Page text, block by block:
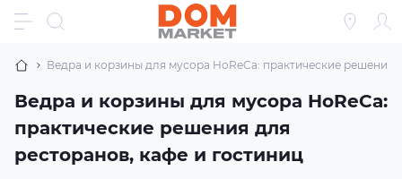
Ведра и корзины для мусора HoReCa: практические решения
Ведра и корзины для мусора HoReCa:
практические решения для
ресторанов, кафе и гостиниц